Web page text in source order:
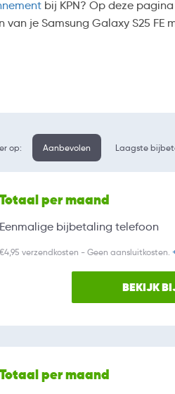
bij KPN? Op deze
je Samsung Galaxy S25 FE
Laagste
Aanbevolen
op:
Totaal per maand
Eenmalige bijbetaling telefoon
€4,95 verzendkosten - Geen aansluitkosten.
BEKIJK
Totaal per maand